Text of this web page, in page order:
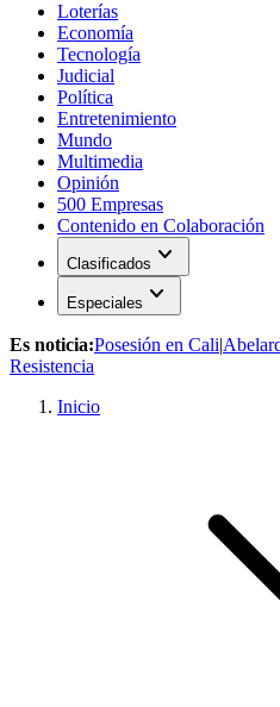
Loterías
Economía
Tecnología
Judicial
Política
Entretenimiento
Mundo
Multimedia
Opinión
500 Empresas
Contenido en Colaboración
Clasificados expand_more
Especiales expand_more
Es noticia:Posesión en Cali|
Resistencia
Inicio